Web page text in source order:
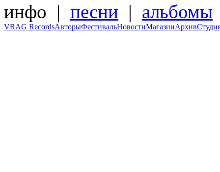
инфо | песни | альбомы
VRAG RecordsАвторыФестивальНовостиМагазинАрхив